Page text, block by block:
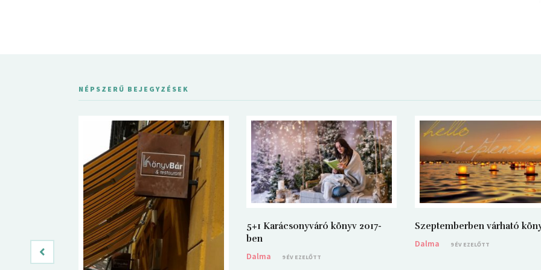
NÉPSZERŰ BEJEGYZÉSEK
5+1 Karácsonyváró könyv 2017-
ben
Dalma
9 ÉV EZELŐTT
Szeptemberben várható
Dalma
9 ÉV EZELŐTT